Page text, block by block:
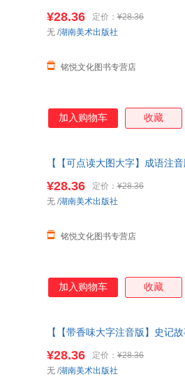
千家诗注音版
¥28.36 定价： ¥28.36
铭悦文化图书专营店
无 /湖南美术出版社
加入购物车 收藏
【【可点读大图大字】成语注
成语注音版
¥28.36 定价： ¥28.36
铭悦文化图书专营店
无 /湖南美术出版社
加入购物车 收藏
【【带香味大字注音版】史记
版】史记故事
¥28.36 定价： ¥28.36
无 /湖南美术出版社